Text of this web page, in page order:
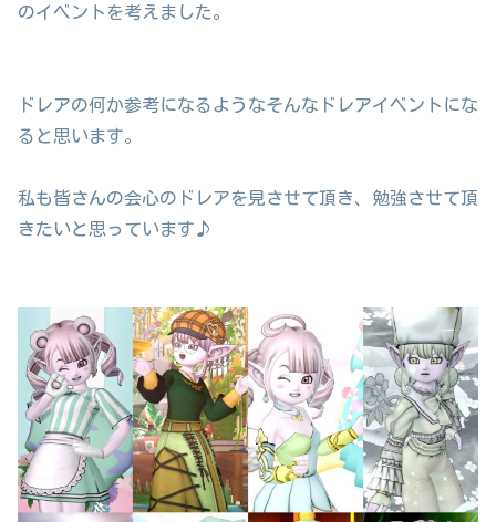
のイベントを考えました。
ドレアの何か参考になるようなそんなドレアイベントにな
ると思います。
私も皆さんの会心のドレアを見させて頂き、勉強させて頂
きたいと思っています♪